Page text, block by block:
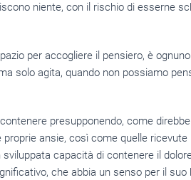
niente, con il rischio di esserne
per accogliere il pensiero, è
solo agita, quando non possiamo
presupponendo, come direbbe
ansie, così come quelle ricevute
capacità di contenere il
che abbia un senso per il suo